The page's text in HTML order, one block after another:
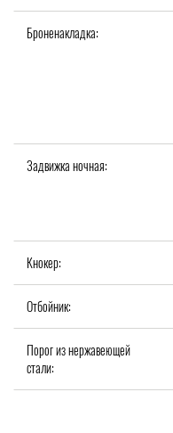
Броненакладка:
Задвижка ночная:
Кнокер:
Отбойник:
Порог из нержавеющей
стали: